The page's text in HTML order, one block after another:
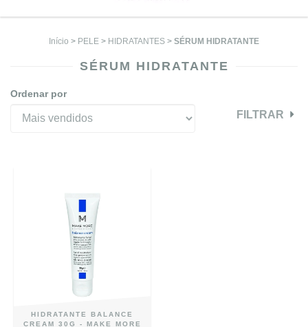
Início > PELE > HIDRATANTES > SÉRUM HIDRATANTE
SÉRUM HIDRATANTE
Ordenar por
FILTRAR
HIDRATANTE BALANCE
CREAM 30G - MAKE MORE